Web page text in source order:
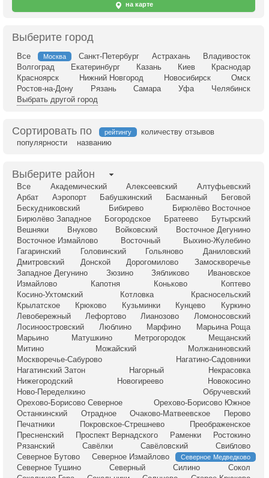
на карте
Выберите город
Все Москва Санкт-Петербург Астрахань
Владивосток
Волгоград
Екатеринбург Казань Киев
Краснодар
Красноярск
Нижний Новгород Новосибирск
Омск
Ростов-на-Дону
Рязань Самара Уфа
Челябинск
Выбрать другой город
Сортировать по рейтингу
количеству отзывов
популярности
названию
Выберите район
Все Академический Алексеевский
Алтуфьевский
Арбат
Аэропорт Бабушкинский Басманный
Беговой
Бескудниковский
Бибирево
Бирюлёво Восточное
Бирюлёво Западное
Богородское Братеево
Бутырский
Вешняки
Внуково Войковский
Восточное Дегунино
Восточное Измайлово
Восточный
Выхино-Жулебино
Гагаринский
Головинский Гольяново
Даниловский
Дмитровский
Донской Дорогомилово
Замоскворечье
Западное Дегунино
Зюзино Зябликово
Ивановское
Измайлово
Капотня Коньково
Коптево
Косино-Ухтомский
Котловка
Красносельский
Крылатское
Крюково Кузьминки Кунцево
Куркино
Левобережный
Лефортово Лианозово
Ломоносовский
Лосиноостровский
Люблино Марфино
Марьина Роща
Марьино
Матушкино Метрогородок
Мещанский
Митино
Можайский
Молжаниновский
Москворечье-Сабурово
Нагатино-Садовники
Нагатинский Затон
Нагорный
Некрасовка
Нижегородский
Новогиреево
Новокосино
Ново-Переделкино
Обручевский
Орехово-Борисово Северное
Орехово-Борисово Южное
Останкинский
Отрадное Очаково-Матвеевское
Перово
Печатники
Покровское-Стрешнево
Преображенское
Пресненский
Проспект Вернадского Раменки
Ростокино
Рязанский
Савёлки Савёловский
Свиблово
Северное Бутово
Северное Измайлово Северное Медведково
Северное Тушино Северный Силино
Сокол